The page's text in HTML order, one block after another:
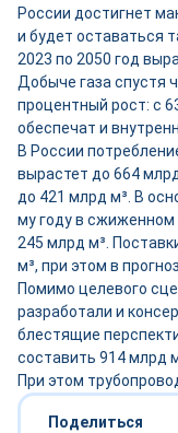
России достигнет
и будет оставаться
2023 по 2050 год
Добыче газа спустя
процентный рост: с
обеспечат и
В России
вырастет до 664
до 421 млрд м³. В
му году в сжиженном
245 млрд м³.
м³, при этом в
Помимо целевого
разработали и
блестящие
составить 914 млрд
При этом
Поделиться